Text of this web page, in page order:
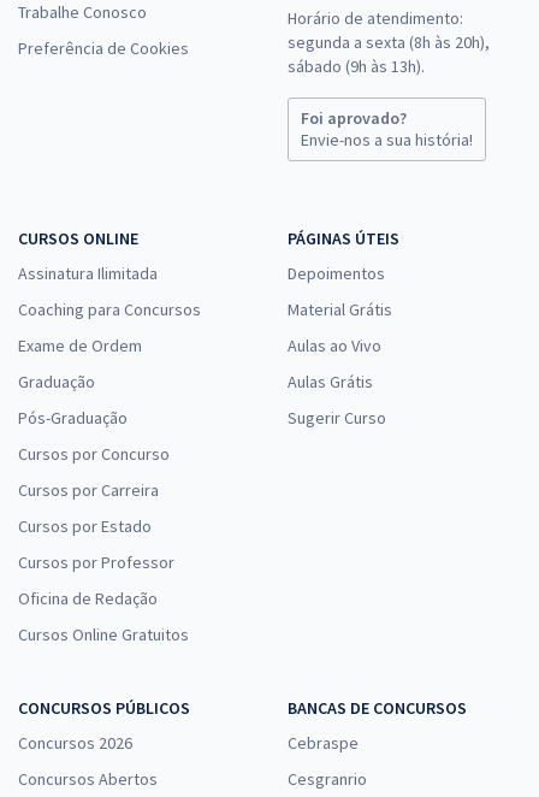
Trabalhe Conosco
Preferência de Cookies
Horário de atendimento:
segunda a sexta (8h às 20h),
sábado (9h às 13h).
Foi aprovado?
Envie-nos a sua história!
CURSOS ONLINE
Assinatura Ilimitada
Coaching para Concursos
Exame de Ordem
Graduação
Pós-Graduação
Cursos por Concurso
Cursos por Carreira
Cursos por Estado
Cursos por Professor
Oficina de Redação
Cursos Online Gratuitos
PÁGINAS ÚTEIS
Depoimentos
Material Grátis
Aulas ao Vivo
Aulas Grátis
Sugerir Curso
CONCURSOS PÚBLICOS
Concursos 2026
Concursos Abertos
BANCAS DE CONCURSOS
Cebraspe
Cesgranrio